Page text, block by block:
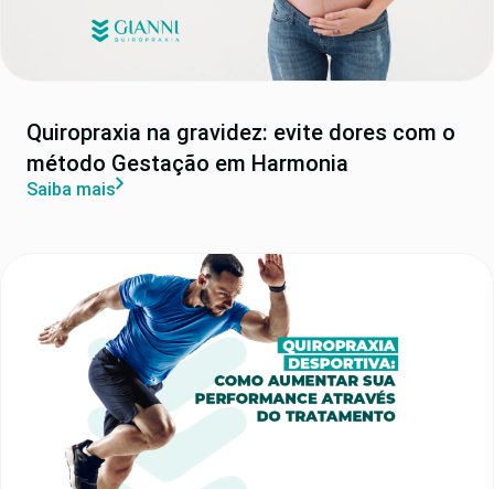
Quiropraxia na gravidez: evite dores com o
método Gestação em Harmonia
Saiba mais